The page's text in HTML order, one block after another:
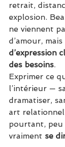
retrait,
explosion.
ne viennent
d’amour, mais
d’expression
des besoins.
Exprimer ce
l’intérieur —
dramatiser,
art
pourtant, peu
vraiment se